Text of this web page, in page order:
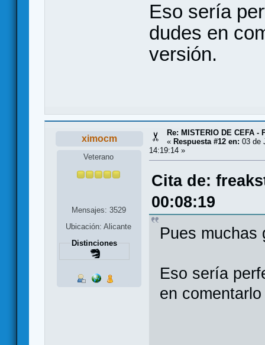
Eso sería
dudes en
versión.
ximocm
Veterano
Mensajes: 3529
Ubicación: Alicante
Distinciones
Re: MISTERIO DE CEFA -
« Respuesta #12 en: 03 de
14:19:14 »
Cita de:
00:08:19
Pues muchas
Eso sería
en